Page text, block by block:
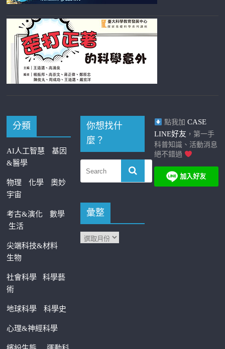
分類
AI人工智慧
基因
&醫學
物理 化學
奧妙
宇宙
考古&演化
數學
生活
尖端科技&材料
生物
社會科學科學藝
術
地球科學 科學史
心理&神經科學
你想找什
麼？
彙整
點我加 CASE
LINE好友 ，第一手
科普知識、活動消息
絕不錯過